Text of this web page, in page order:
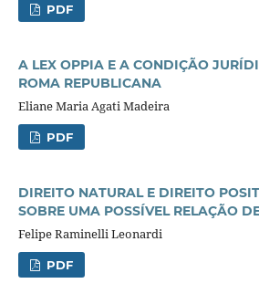
PDF
A LEX OPPIA E A CONDIÇÃO
ROMA REPUBLICANA
Eliane Maria Agati Madeira
PDF
DIREITO NATURAL E DIREITO
SOBRE UMA POSSÍVEL RELAÇÃO
Felipe Raminelli Leonardi
PDF